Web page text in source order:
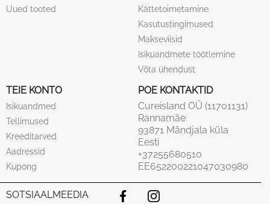
Uued tooted
Kättetoimetamine
Kasutustingimused
Makseviisid
Isikuandmete töötlemine
Võta ühendust
TEIE KONTO
Isikuandmed
Tellimused
Kreeditarved
Aadressid
Kupong
POE KONTAKTID
Cureisland OÜ (11701131)
Rannamäe
93871 Mändjala küla
Eesti
+37255680510
EE652200221047030980
SOTSIAALMEEDIA Facebook